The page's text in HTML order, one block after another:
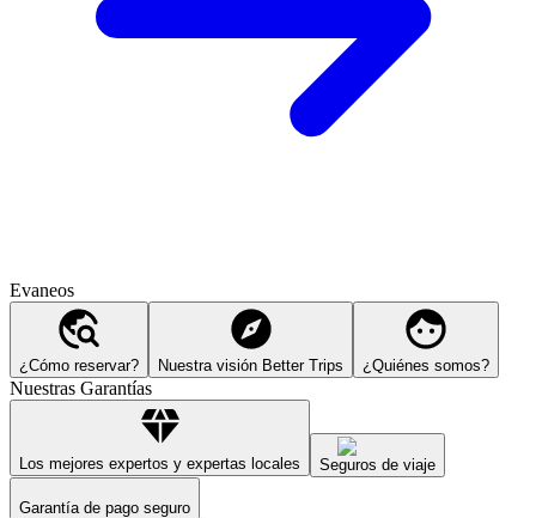
Evaneos
¿Cómo reservar? Nuestra visión Better Trips ¿Quiénes somos?
Nuestras Garantías
Los mejores expertos y expertas locales Seguros de viaje
Garantía de pago seguro